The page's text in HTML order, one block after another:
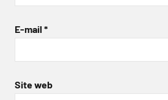
E-mail *
Site web